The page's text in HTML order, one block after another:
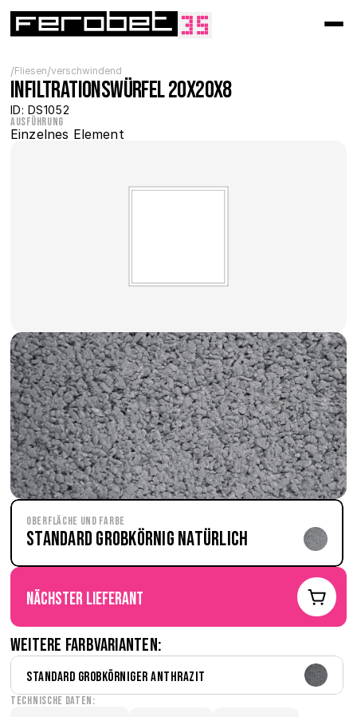
/Fliesen/verschwindend
Infiltrationswürfel 20x20x8
ID: DS1052
Ausführung
Einzelnes Element
Oberfläche und Farbe
Standard grobkörnig Natürlich
nächster Lieferant
Weitere Farbvarianten:
Standard Grobkörniger Anthrazit
Technische Daten: